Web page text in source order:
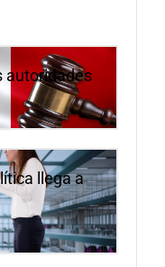
autoridades
llega a